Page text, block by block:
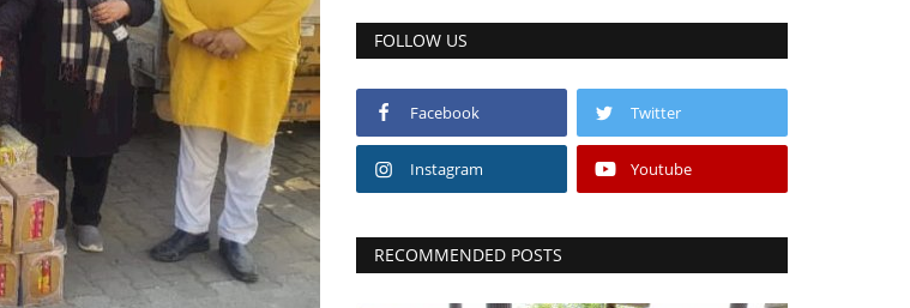
FOLLOW US
Facebook Twitter
Instagram Youtube
RECOMMENDED POSTS